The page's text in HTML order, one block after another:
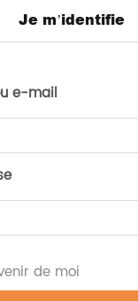
Je m’identifie
e-mail
de moi
(GOS)
: sirop
sec